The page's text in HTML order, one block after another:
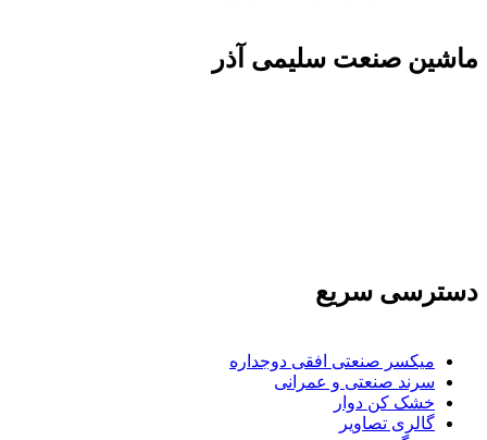
ماشين صنعت سليمی آذر
دسترسی سریع
میکسر صنعتی افقی دوجداره
سرند صنعتی و عمرانی
خشک کن دوار
گالری تصاویر